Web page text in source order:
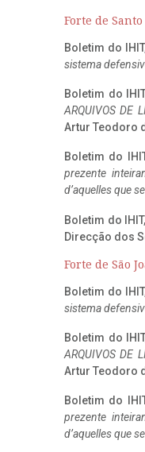
Forte de
Boletim do
sistema
Boletim do
ARQUIVOS DE
Artur Teodoro
Boletim do
prezente
d’aquelles que
Boletim do
Direcção dos
Forte de São
Boletim do
sistema
Boletim do
ARQUIVOS DE
Artur Teodoro
Boletim do
prezente
d’aquelles que